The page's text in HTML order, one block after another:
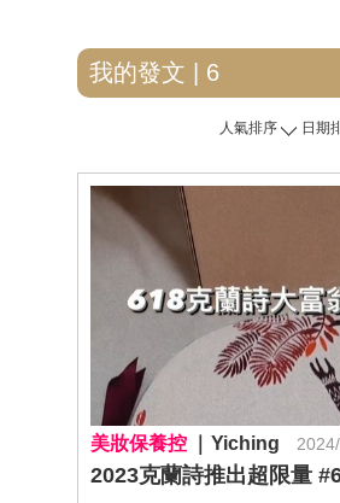
人氣排序 日期
美妝保養控 Yiching
2023克蘭詩推出超限量